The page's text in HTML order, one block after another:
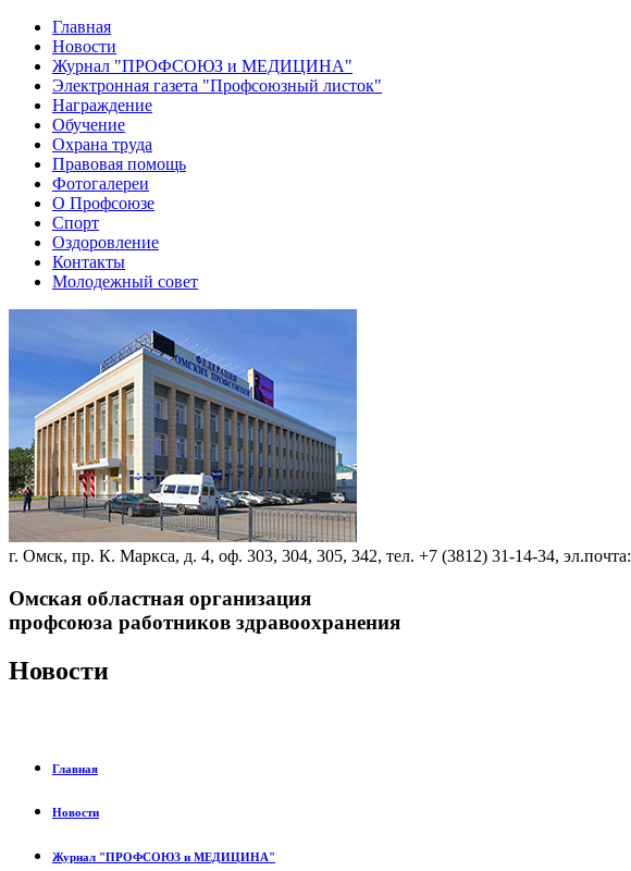
Главная
Новости
Журнал "ПРОФСОЮЗ и МЕДИЦИНА"
Электронная газета "Профсоюзный листок"
Награждение
Обучение
Охрана труда
Правовая помощь
Фотогалереи
О Профсоюзе
Спорт
Оздоровление
Контакты
Молодежный совет
г. Омск, пр. К. Маркса, д. 4, оф. 303, 304, 305, 342, тел. +7 (3812) 31-14-34, эл.почта:
Омская областная организация
профсоюза работников здравоохранения
Новости
Главная
Новости
Журнал "ПРОФСОЮЗ и МЕДИЦИНА"